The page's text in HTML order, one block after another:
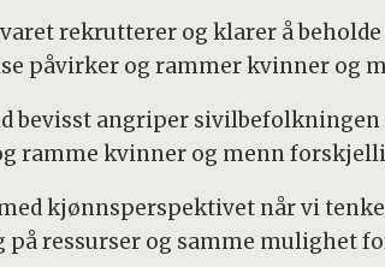
rekrutterer og klarer å
påvirker og rammer kvinner og
bevisst angriper
ramme kvinner og menn
kjønnsperspektivet når vi
ressurser og samme mulighet